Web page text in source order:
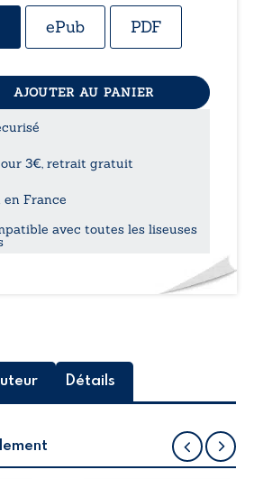
de
ePub PDF
AJOUTER AU PANIER
3€, retrait gratuit
France
avec toutes les liseuses
Détails